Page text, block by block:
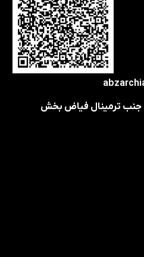
- جنب ترمینال فیاض بخش